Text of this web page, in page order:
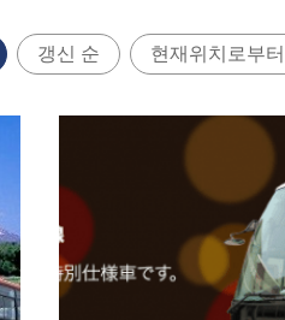
갱신 순 현재위치로부